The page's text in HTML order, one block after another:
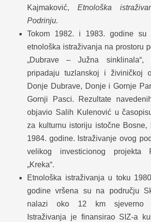
Kajmaković, Etnološka
Podrinju.
Tokom 1982. i 1983. godine su
etnološka istraživanja na prostoru
„Dubrave – Južna
pripadaju tuzlanskoj i živiničkoj
Donje Dubrave, Donje i Gornje
Gornji Pasci. Rezultate
objavio Salih Kulenović u
za kulturnu istoriju istočne Bosne,
1984. godine. Istraživanje ovog
velikog investicionog projekta
„Kreka“.
Etnološka istraživanja u toku
godine vršena su na području
nalazi oko 12 km sjeverno
Istraživanja je finansirao SIZ-a